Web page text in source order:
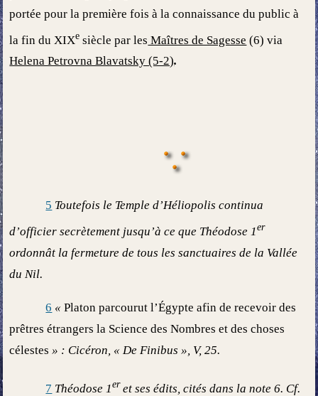
portée pour la première fois à la connaissance du public à
la fin du XIXe siècle par les Maîtres de Sagesse (6) via
Helena Petrovna Blavatsky (5-2).
5 Toutefois le Temple d’Héliopolis continua
d’officier secrètement jusqu’à ce que Théodose 1er
ordonnât la fermeture de tous les sanctuaires de la Vallée
du Nil.
6 «Platon parcourut l’Égypte afin de recevoir des
prêtres étrangers la Science des Nombres et des choses
célestes » : Cicéron, « De Finibus », V, 25.
7 Théodose 1eret ses édits, cités dans la note 6. Cf.